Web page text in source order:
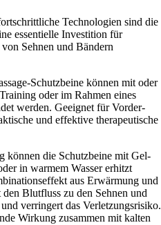
Technologien sind die
essentielle Investition für
Sehnen und Bändern
Schutzbeine können mit oder
oder im Rahmen eines
werden. Geeignet für Vorder-
und effektive therapeutische
können die Schutzbeine mit Gel-
in warmem Wasser erhitzt
aus Erwärmung und
Blutfluss zu den Sehnen und
verringert das Verletzungsrisiko.
Wirkung zusammen mit kalten